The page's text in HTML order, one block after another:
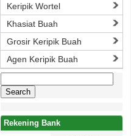
Keripik Wortel
Khasiat Buah
Grosir Keripik Buah
Agen Keripik Buah
for:
Rekening Bank